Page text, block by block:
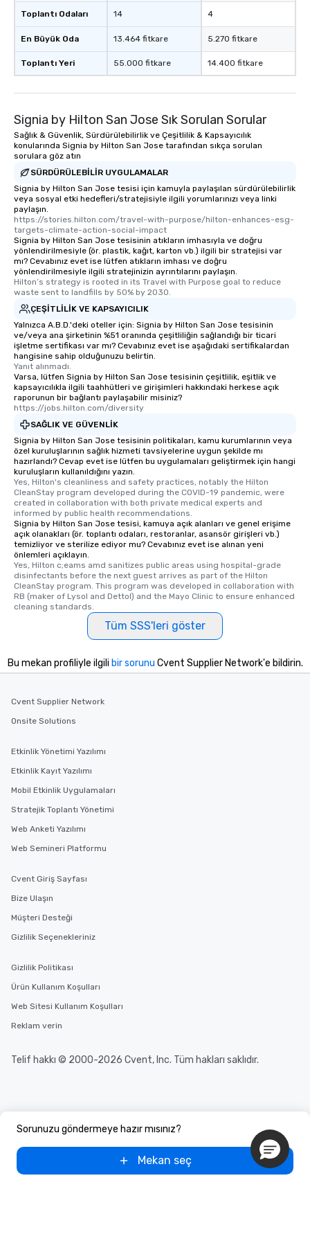
an evening helicopter ride over the
glittering lights of The Strip. A
Memorable Experience for All Lip
Smacking Foodie Tours offers a way
to gather and dine that few have
experienced, and all are sure to
are special, from the first stop to the
last. It’s an experience that attendees
will reminisce about long after they
convenient and efficient way the
experience is designed. All
restaurants are within an easy
walking distance of each other. The
short stroll allows your group
members a chance to engage in prime
networking opportunities before
heading to the next place on your tour
itinerary. You Get a Dinner and a Show
Our tours offer an exquisite feast plus
entertainment. All tours include a
knowledgeable, professional guide
who leads the group on a walking tour,
offering engaging tidbits and
fascinating stories. Several other
interactive experiences are included
along the way exclusively to our tours,
ensuring there is never a dull moment.
Different Types of Cuisine Our
experiences offer the ability to enjoy
several renowned restaurants in one
convenient outing, including ones you
and your guests might not have
discovered otherwise on your own or
at a typical corporate dinner. We offer
a way to try some of the finest spots
in the city and dive into various
cuisines and dishes. All the pre-
selected dishes are curated to our
high standards to ensure they will
group experience, booking flexibility is
key. Whether you desire a tour during
after work, we can coordinate with
you to provide options that fit your
You Like Along with flexible
Tours also provides a range of tour
durations. Our shortest tour is about
2.5 hours; our longest is about 5
incentives.
Toplantı Odaları
En Büyük Oda
Toplantı Yeri
14
13.464 fitkare
55.000 fitkare
4
5.270 fitkare
14.400 fitkare
Signia by Hilton San Jose Sık Sorulan Sorular
Sağlık & Güvenlik, Sürdürülebilirlik ve Çeşitlilik & Kapsayıcılık
konularında Signia by Hilton San Jose tarafından sıkça sorulan
sorulara göz atın
SÜRDÜRÜLEBILIR UYGULAMALAR
Signia by Hilton San Jose tesisi için kamuyla paylaşılan sürdürülebilirlik
veya sosyal etki hedefleri/stratejisiyle ilgili yorumlarınızı veya linki
paylaşın.
https://stories.hilton.com/travel-with-purpose/hilton-enhances-esg-
targets-climate-action-social-impact
Signia by Hilton San Jose tesisinin atıkların imhasıyla ve doğru
yönlendirilmesiyle (ör. plastik, kağıt, karton vb.) ilgili bir stratejisi var
mı? Cevabınız evet ise lütfen atıkların imhası ve doğru
yönlendirilmesiyle ilgili stratejinizin ayrıntılarını paylaşın.
Hilton’s strategy is rooted in its Travel with Purpose goal to reduce
waste sent to landfills by 50% by 2030.
ÇEŞITLILIK VE KAPSAYICILIK
Yalnızca A.B.D.'deki oteller için: Signia by Hilton San Jose tesisinin
ve/veya ana şirketinin %51 oranında çeşitliliğin sağlandığı bir ticari
işletme sertifikası var mı? Cevabınız evet ise aşağıdaki sertifikalardan
hangisine sahip olduğunuzu belirtin.
Yanıt alınmadı.
Varsa, lütfen Signia by Hilton San Jose tesisinin çeşitlilik, eşitlik ve
kapsayıcılıkla ilgili taahhütleri ve girişimleri hakkındaki herkese açık
raporunun bir bağlantı paylaşabilir misiniz?
https://jobs.hilton.com/diversity
SAĞLIK VE GÜVENLIK
Signia by Hilton San Jose tesisinin politikaları, kamu kurumlarının veya
özel kuruluşlarının sağlık hizmeti tavsiyelerine uygun şekilde mı
hazırlandı? Cevap evet ise lütfen bu uygulamaları geliştirmek için hangi
kuruluşların kullanıldığını yazın.
Yes, Hilton's cleanliness and safety practices, notably the Hilton
CleanStay program developed during the COVID-19 pandemic, were
created in collaboration with both private medical experts and
informed by public health recommendations.
Signia by Hilton San Jose tesisi, kamuya açık alanları ve genel erişime
açık olanakları (ör. toplantı odaları, restoranlar, asansör girişleri vb.)
temizliyor ve sterilize ediyor mu? Cevabınız evet ise alınan yeni
önlemleri açıklayın.
Yes, Hilton c;eams amd sanitizes public areas using hospital-grade
disinfectants before the next guest arrives as part of the Hilton
CleanStay program. This program was developed in collaboration with
RB (maker of Lysol and Dettol) and the Mayo Clinic to ensure enhanced
cleaning standards.
Tüm SSS'leri göster
Sorunuzu göndermeye hazır mısınız?
Mekan seç
Bu mekan profiliyle ilgili bir sorunu Cvent Supplier Network'e bildirin.
Cvent Supplier Network
Onsite Solutions
Etkinlik Yönetimi Yazılımı
Etkinlik Kayıt Yazılımı
Mobil Etkinlik Uygulamaları
Stratejik Toplantı Yönetimi
Web Anketi Yazılımı
Web Semineri Platformu
Cvent Giriş Sayfası
Bize Ulaşın
Müşteri Desteği
Gizlilik Seçenekleriniz
Gizlilik Politikası
Ürün Kullanım Koşulları
Web Sitesi Kullanım Koşulları
Reklam verin
Telif hakkı © 2000-2026 Cvent, Inc. Tüm hakları saklıdır.